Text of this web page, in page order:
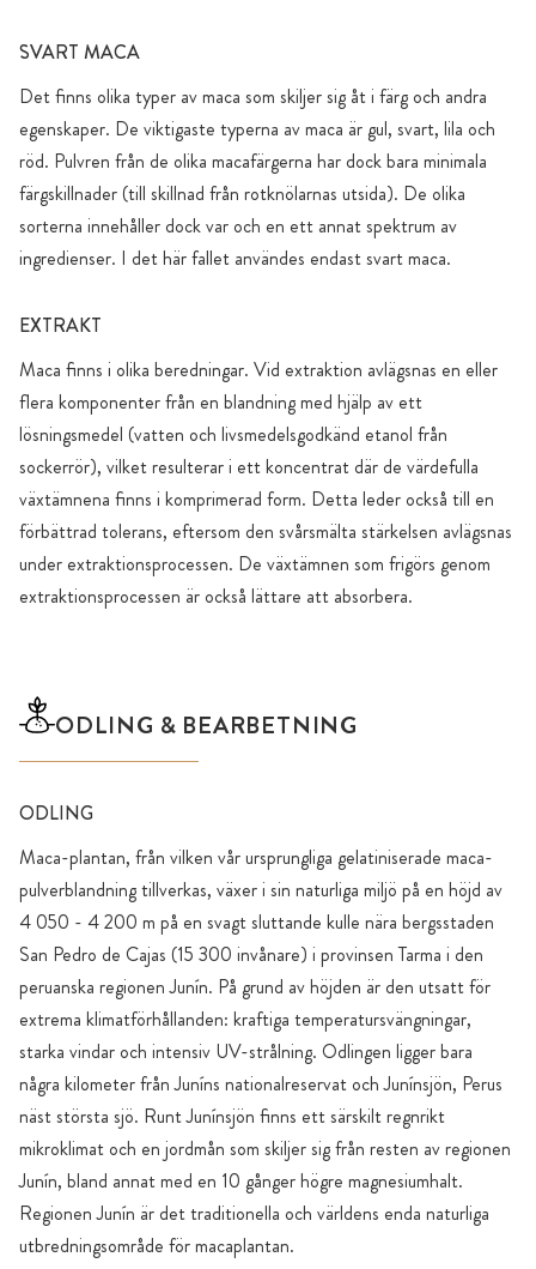
SVART MACA
Det finns olika typer av maca som skiljer sig åt i färg och andra
egenskaper. De viktigaste typerna av maca är gul, svart, lila och
röd. Pulvren från de olika macafärgerna har dock bara minimala
färgskillnader (till skillnad från rotknölarnas utsida). De olika
sorterna innehåller dock var och en ett annat spektrum av
ingredienser. I det här fallet användes endast svart maca.
EXTRAKT
Maca finns i olika beredningar. Vid extraktion avlägsnas en eller
flera komponenter från en blandning med hjälp av ett
lösningsmedel (vatten och livsmedelsgodkänd etanol från
sockerrör), vilket resulterar i ett koncentrat där de värdefulla
växtämnena finns i komprimerad form. Detta leder också till en
förbättrad tolerans, eftersom den svårsmälta stärkelsen avlägsnas
under extraktionsprocessen. De växtämnen som frigörs genom
extraktionsprocessen är också lättare att absorbera.
ODLING & BEARBETNING
ODLING
Maca-plantan, från vilken vår ursprungliga gelatiniserade maca-
pulverblandning tillverkas, växer i sin naturliga miljö på en höjd av
4 050 - 4 200 m på en svagt sluttande kulle nära bergsstaden
San Pedro de Cajas (15 300 invånare) i provinsen Tarma i den
peruanska regionen Junín. På grund av höjden är den utsatt för
extrema klimatförhållanden: kraftiga temperatursvängningar,
starka vindar och intensiv UV-strålning. Odlingen ligger bara
några kilometer från Juníns nationalreservat och Junínsjön, Perus
näst största sjö. Runt Junínsjön finns ett särskilt regnrikt
mikroklimat och en jordmån som skiljer sig från resten av regionen
Junín, bland annat med en 10 gånger högre magnesiumhalt.
Regionen Junín är det traditionella och världens enda naturliga
utbredningsområde för macaplantan.